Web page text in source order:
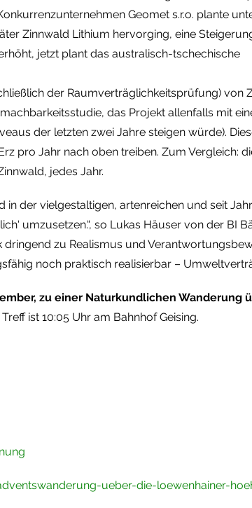
Geomet s.r.o. plante
Zinnwald Lithium hervorging, eine
jetzt plant das australisch-tschechische
der Raumverträglichkeitsprüfung)
das Projekt allenfalls mit
der letzten zwei Jahre steigen würde).
pro Jahr nach oben treiben. Zum Vergleich:
jedes Jahr.
in der vielgestaltigen, artenreichen und seit
umzusetzen.“, so Lukas Häuser von der BI
zu Realismus und
noch praktisch realisierbar –
zu einer Naturkundlichen Wanderung
ist 10:05 Uhr am Bahnhof Geising.
ueber-die-loewenhainer-